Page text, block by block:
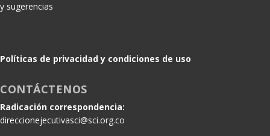
y sugerencias
Políticas de privacidad y condiciones de uso
CONTÁCTENOS
Radicación correspondencia:
direccionejecutivasci@sci.org.co